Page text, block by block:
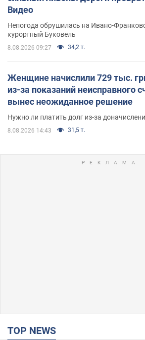
Видео
Непогода обрушилась на Ивано-
курортный Буковель
8.08.2026 09:27 34,2 т.
Женщине начислили 729 тыс.
из-за показаний неисправного
вынес неожиданное решение
Нужно ли платить долг из-за
8.08.2026 14:43 31,5 т.
TOP NEWS